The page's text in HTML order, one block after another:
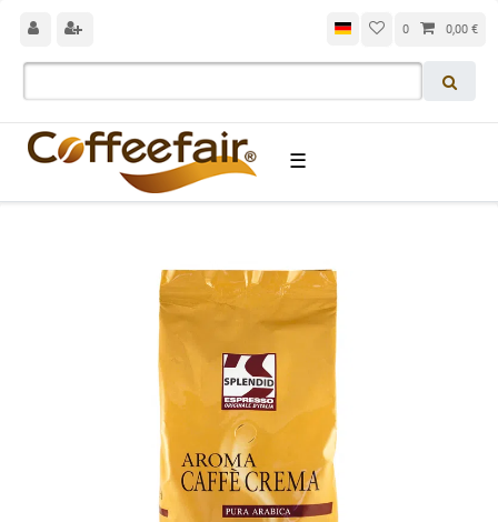
0 0,00 €
☰